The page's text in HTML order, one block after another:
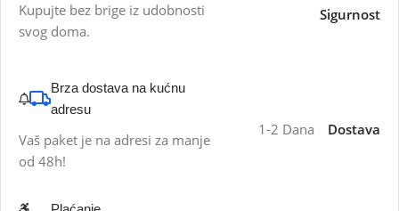
Kupujte bez brige iz udobnosti
svog doma.
Sigurnost
Brza dostava na kućnu
adresu
Vaš paket je na adresi za manje
od 48h!
1-2 Dana Dostava